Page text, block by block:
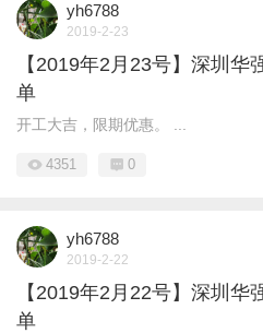
yh6788
2019-2-23
【2019年2月23号】深圳华
单
开工大吉，限期优惠。 ...
4351 0
yh6788
2019-2-22
【2019年2月22号】深圳华
单